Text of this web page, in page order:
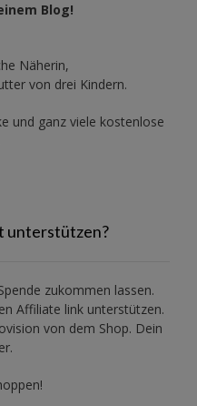
Blog!
Näherin,
von drei Kindern.
und ganz viele kostenlose
unterstützen?
zukommen lassen.
Affiliate link unterstützen.
von dem Shop. Dein